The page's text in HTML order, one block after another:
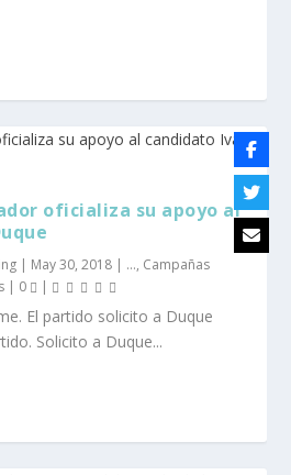
oficializa su apoyo al
| May 30, 2018 | ..., Campañas
| 0 |
El partido solicito a Duque
Solicito a Duque...